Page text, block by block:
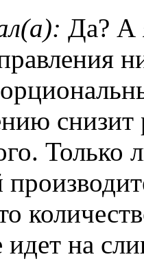
Да? А
Только
идет на